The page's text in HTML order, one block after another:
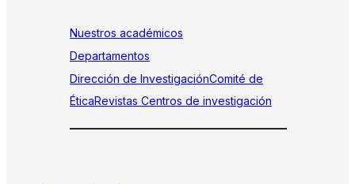
Nuestros académicos
Departamentos
Dirección de InvestigaciónComité de
ÉticaRevistas Centros de investigación